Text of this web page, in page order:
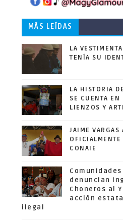
MÁS LEÍDAS
LA
TENÍA SU
LA HISTORIA
SE CUENTA EN
LIENZOS Y
JAIME VARGAS
CONAIE
Comunidades
denuncian
Choneros al
acción
ilegal